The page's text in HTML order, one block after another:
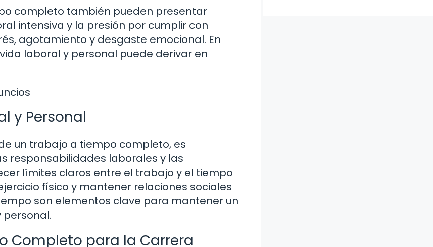
completo también pueden presentar
intensiva y la presión por cumplir con
agotamiento y desgaste emocional. En
laboral y personal puede derivar en
y Personal
un trabajo a tiempo completo, es
responsabilidades laborales y las
límites claros entre el trabajo y el tiempo
físico y mantener relaciones sociales
son elementos clave para mantener un
Completo para la Carrera